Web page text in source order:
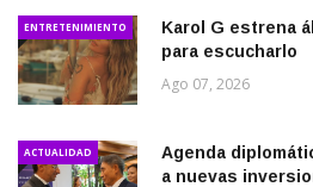
ENTRETENIMIENTO
Karol G estrena
para escucharlo
Ago 07, 2026
ACTUALIDAD
Agenda
a nuevas